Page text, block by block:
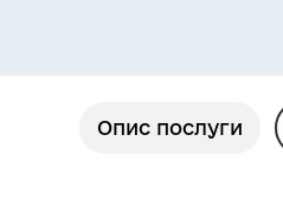
Опис послуги